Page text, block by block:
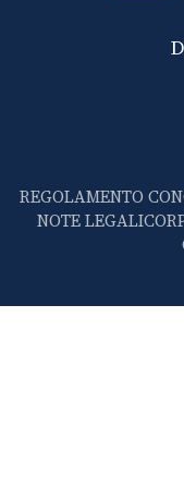
REGOLAMENTO
NOTE LEGALI